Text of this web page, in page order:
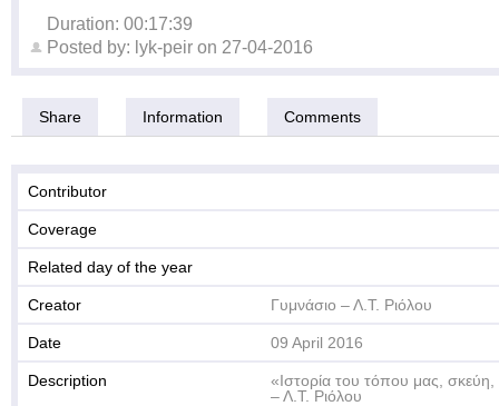
Duration: 00:17:39
Posted by: lyk-peir on 27-04-2016
Share Information Comments
Contributor
Coverage
Related day of the year
Creator Γυμνάσιο – Λ.Τ. Ριόλου
Date 09 April 2016
Description
«Ιστορία του τόπου μας, σκεύη,
– Λ.Τ. Ριόλου